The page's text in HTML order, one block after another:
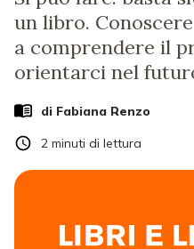
un libro.
a comprendere il
orientarci nel
di Fabiana Renzo
2 minuti di lettura